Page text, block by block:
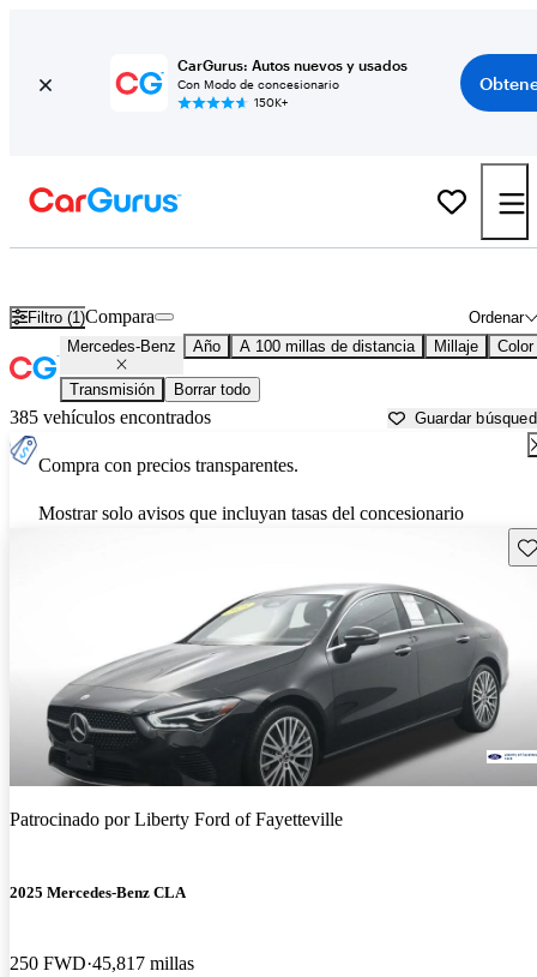
CarGurus: Autos nuevos y usados
Con Modo de concesionario
150K+
Filtro (1) Ordenar
Compara
Mercedes-Benz Año A 100 millas de distancia Millaje Color
Transmisión Borrar todo
385 vehículos encontrados Guardar
Compra con precios transparentes.
Mostrar solo avisos que incluyan tasas del concesionario
Patrocinado porLiberty Ford of Fayetteville
2025 Mercedes-Benz CLA
250 FWD 45,817 millas